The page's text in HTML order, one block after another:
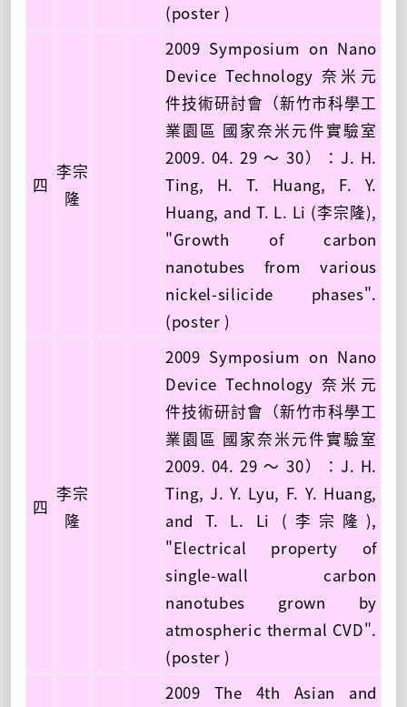
(poster )
四
李宗
隆
2009 Symposium on Nano
Device Technology 奈米元
件技術研討會（新竹市科學工
業園區 國家奈米元件實驗室
2009. 04. 29 ～ 30）：J. H.
Ting, H. T. Huang, F. Y.
Huang, and T. L. Li (李宗隆),
"Growth of carbon
nanotubes from various
nickel-silicide phases".
(poster )
四
李宗
隆
2009 Symposium on Nano
Device Technology 奈米元
件技術研討會（新竹市科學工
業園區 國家奈米元件實驗室
2009. 04. 29 ～ 30）：J. H.
Ting, J. Y. Lyu, F. Y. Huang,
and T. L. Li (李宗隆),
"Electrical property of
single-wall carbon
nanotubes grown by
atmospheric thermal CVD".
(poster )
2009 The 4th Asian and